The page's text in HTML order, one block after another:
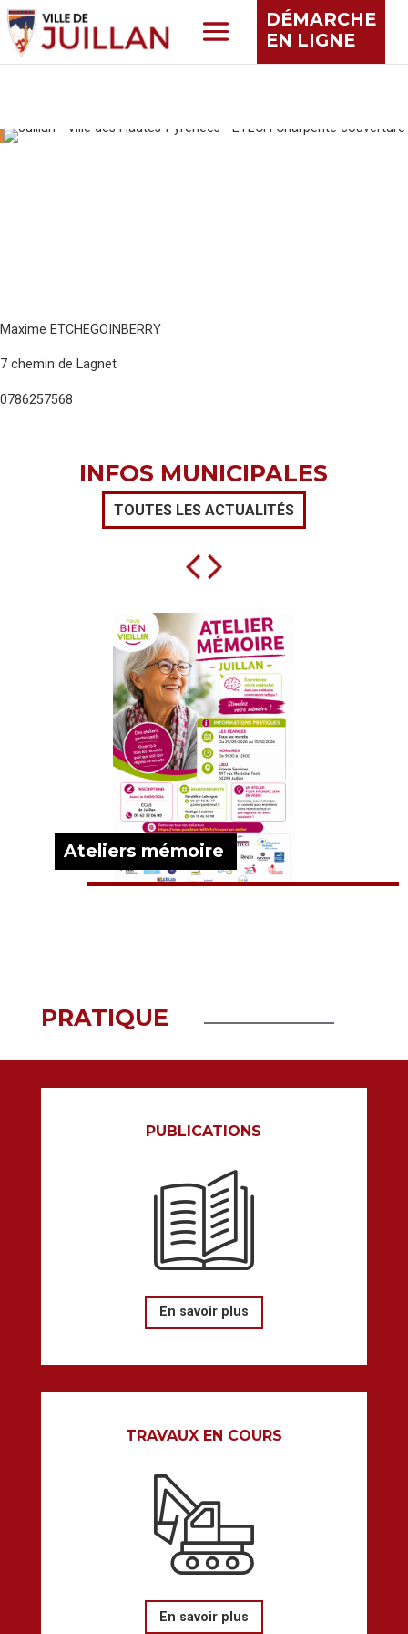
DÉMARCHE
EN LIGNE
Maxime ETCHEGOINBERRY
7 chemin de Lagnet
0786257568
INFOS MUNICIPALES
TOUTES LES ACTUALITÉS
Ateliers mémoire
PRATIQUE
PUBLICATIONS
En savoir plus
TRAVAUX EN COURS
En savoir plus